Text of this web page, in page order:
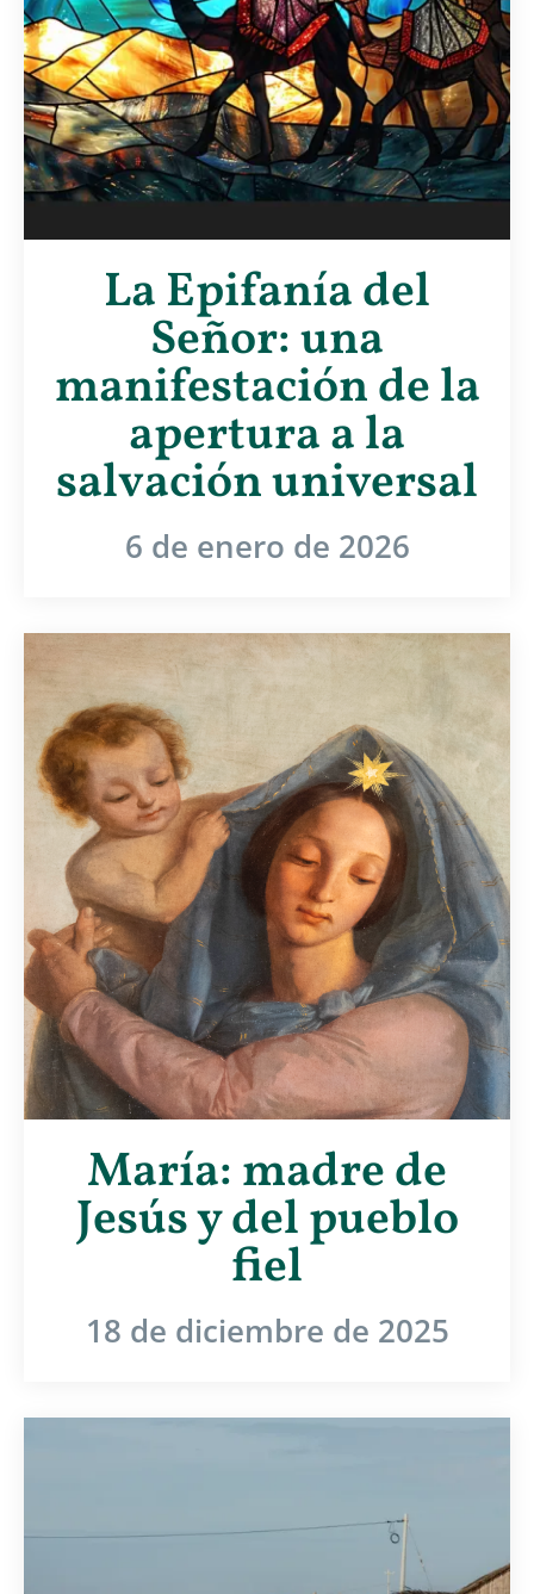
La Epifanía del
Señor: una
manifestación de la
apertura a la
salvación universal
6 de enero de 2026
María: madre de
Jesús y del pueblo
fiel
18 de diciembre de 2025